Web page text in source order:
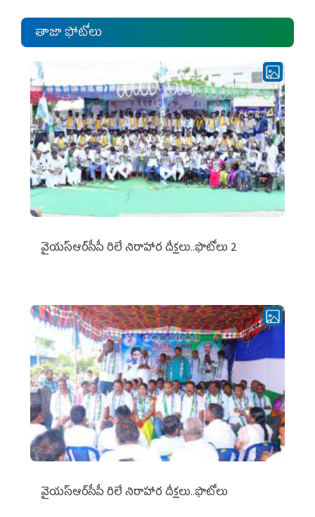
తాజా ఫోటోలు
వైయ‌స్ఆర్‌సీపీ రిలే నిరాహార దీక్షలు..ఫొటోలు 2
వైయ‌స్ఆర్‌సీపీ రిలే నిరాహార దీక్షలు..ఫొటోలు